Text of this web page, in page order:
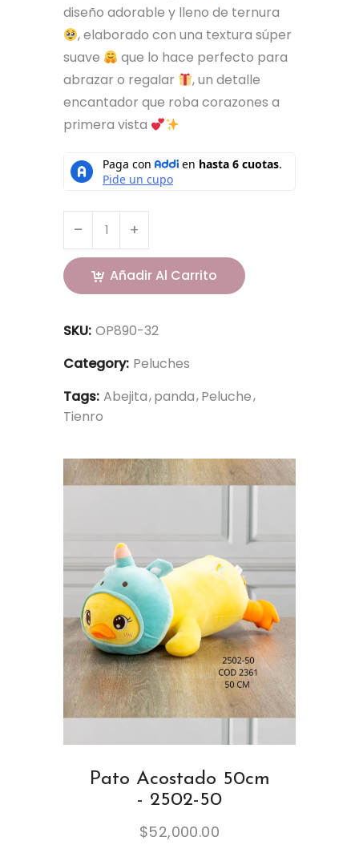
diseño adorable y lleno de ternura
, elaborado con una textura súper
suave
que lo hace perfecto para
abrazar o regalar
, un detalle
encantador que roba corazones a
primera vista
Añadir Al Carrito
SKU: OP890-32
Category: Peluches
Tags: Abejita panda Peluche
Tienro
Pato Acostado 50cm
- 2502-50
$52,000.00